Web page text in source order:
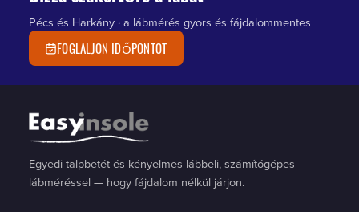
Pécs és Harkány · a lábmérés gyors és fájdalommentes
FOGLALJON IDŐPONTOT
Egyedi talpbetét és kényelmes lábbeli, számítógépes
lábméréssel — hogy fájdalom nélkül járjon.